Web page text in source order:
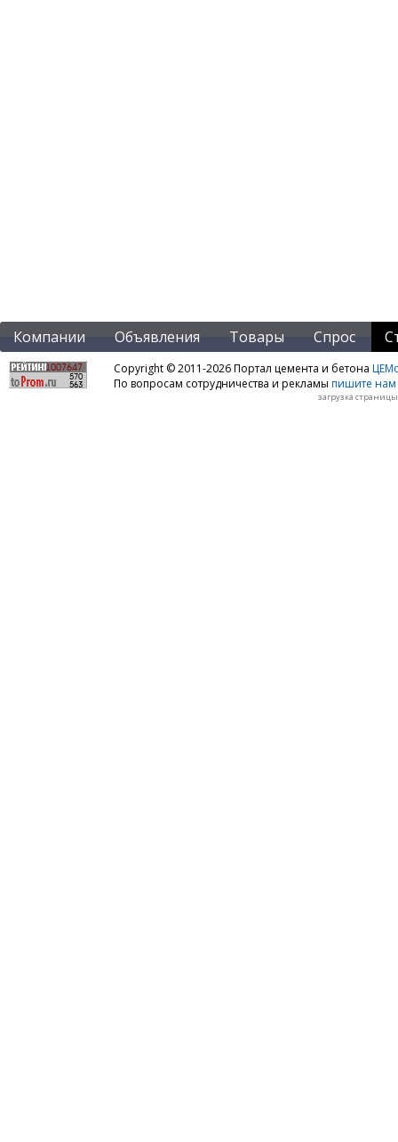
Компании Объявления Товары Спрос
Copyright © 2011-2026 Портал цемента и бетона
По вопросам сотрудничества и рекламы пишите нам
загрузка